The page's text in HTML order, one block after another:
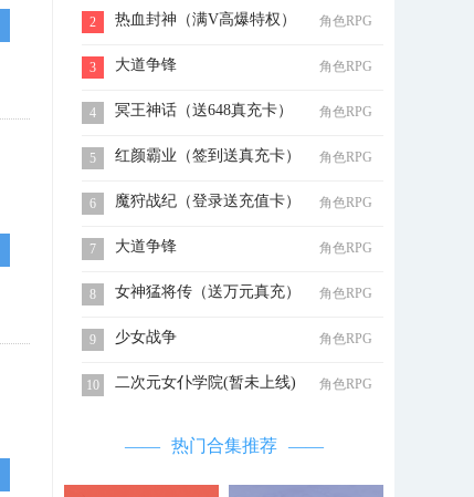
2 热血封神（满V高爆特权） 角色RPG
3 大道争锋 角色RPG
4 冥王神话（送648真充卡） 角色RPG
5 红颜霸业（签到送真充卡） 角色RPG
6 魔狩战纪（登录送充值卡） 角色RPG
7 大道争锋 角色RPG
8 女神猛将传（送万元真充） 角色RPG
9 少女战争 角色RPG
10 二次元女仆学院(暂未上线) 角色RPG
热门合集推荐